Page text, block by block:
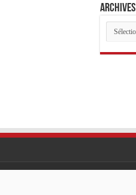
Archives
Archives